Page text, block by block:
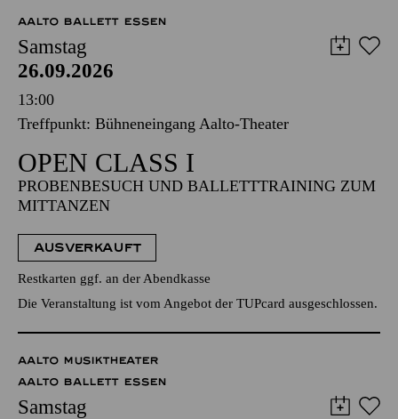
AALTO BALLETT ESSEN
Samstag
26.09.2026
13:00
Treffpunkt: Bühneneingang Aalto-Theater
OPEN CLASS I
PROBENBESUCH UND BALLETTTRAINING ZUM
MITTANZEN
AUSVERKAUFT
Restkarten ggf. an der Abendkasse
Die Veranstaltung ist vom Angebot der TUPcard ausgeschlossen.
AALTO MUSIKTHEATER
AALTO BALLETT ESSEN
Samstag